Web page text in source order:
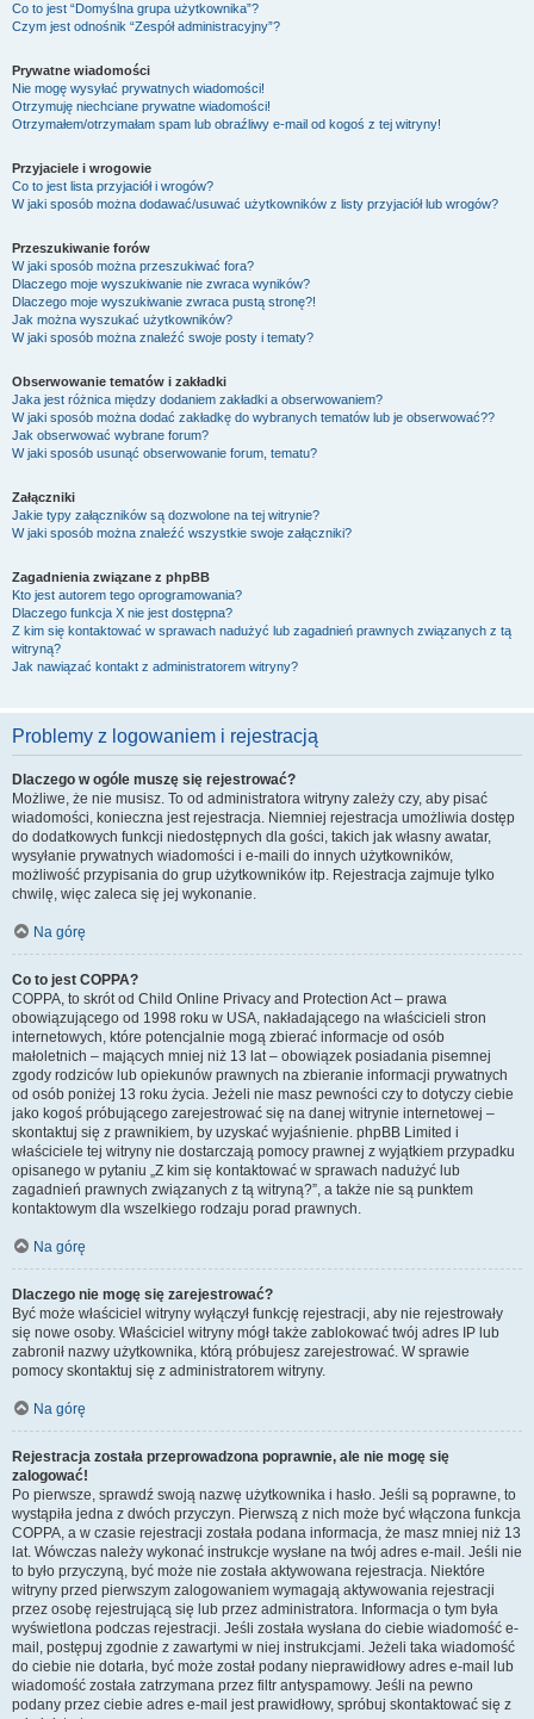
Co to jest “Domyślna grupa użytkownika”?
Czym jest odnośnik “Zespół administracyjny”?
Prywatne wiadomości
Nie mogę wysyłać prywatnych wiadomości!
Otrzymuję niechciane prywatne wiadomości!
Otrzymałem/otrzymałam spam lub obraźliwy e-mail od kogoś z tej witryny!
Przyjaciele i wrogowie
Co to jest lista przyjaciół i wrogów?
W jaki sposób można dodawać/usuwać użytkowników z listy przyjaciół lub wrogów?
Przeszukiwanie forów
W jaki sposób można przeszukiwać fora?
Dlaczego moje wyszukiwanie nie zwraca wyników?
Dlaczego moje wyszukiwanie zwraca pustą stronę?!
Jak można wyszukać użytkowników?
W jaki sposób można znaleźć swoje posty i tematy?
Obserwowanie tematów i zakładki
Jaka jest różnica między dodaniem zakładki a obserwowaniem?
W jaki sposób można dodać zakładkę do wybranych tematów lub je obserwować??
Jak obserwować wybrane forum?
W jaki sposób usunąć obserwowanie forum, tematu?
Załączniki
Jakie typy załączników są dozwolone na tej witrynie?
W jaki sposób można znaleźć wszystkie swoje załączniki?
Zagadnienia związane z phpBB
Kto jest autorem tego oprogramowania?
Dlaczego funkcja X nie jest dostępna?
Z kim się kontaktować w sprawach nadużyć lub zagadnień prawnych związanych z tą
witryną?
Jak nawiązać kontakt z administratorem witryny?
Problemy z logowaniem i rejestracją
Dlaczego w ogóle muszę się rejestrować?
Możliwe, że nie musisz. To od administratora witryny zależy czy, aby pisać
wiadomości, konieczna jest rejestracja. Niemniej rejestracja umożliwia dostęp
do dodatkowych funkcji niedostępnych dla gości, takich jak własny awatar,
wysyłanie prywatnych wiadomości i e-maili do innych użytkowników,
możliwość przypisania do grup użytkowników itp. Rejestracja zajmuje tylko
chwilę, więc zaleca się jej wykonanie.
Na górę
Co to jest COPPA?
COPPA, to skrót od Child Online Privacy and Protection Act – prawa
obowiązującego od 1998 roku w USA, nakładającego na właścicieli stron
internetowych, które potencjalnie mogą zbierać informacje od osób
małoletnich – mających mniej niż 13 lat – obowiązek posiadania pisemnej
zgody rodziców lub opiekunów prawnych na zbieranie informacji prywatnych
od osób poniżej 13 roku życia. Jeżeli nie masz pewności czy to dotyczy ciebie
jako kogoś próbującego zarejestrować się na danej witrynie internetowej –
skontaktuj się z prawnikiem, by uzyskać wyjaśnienie. phpBB Limited i
właściciele tej witryny nie dostarczają pomocy prawnej z wyjątkiem przypadku
opisanego w pytaniu „Z kim się kontaktować w sprawach nadużyć lub
zagadnień prawnych związanych z tą witryną?”, a także nie są punktem
kontaktowym dla wszelkiego rodzaju porad prawnych.
Na górę
Dlaczego nie mogę się zarejestrować?
Być może właściciel witryny wyłączył funkcję rejestracji, aby nie rejestrowały
się nowe osoby. Właściciel witryny mógł także zablokować twój adres IP lub
zabronił nazwy użytkownika, którą próbujesz zarejestrować. W sprawie
pomocy skontaktuj się z administratorem witryny.
Na górę
Rejestracja została przeprowadzona poprawnie, ale nie mogę się
zalogować!
Po pierwsze, sprawdź swoją nazwę użytkownika i hasło. Jeśli są poprawne, to
wystąpiła jedna z dwóch przyczyn. Pierwszą z nich może być włączona funkcja
COPPA, a w czasie rejestracji została podana informacja, że masz mniej niż 13
lat. Wówczas należy wykonać instrukcje wysłane na twój adres e-mail. Jeśli nie
to było przyczyną, być może nie została aktywowana rejestracja. Niektóre
witryny przed pierwszym zalogowaniem wymagają aktywowania rejestracji
przez osobę rejestrującą się lub przez administratora. Informacja o tym była
wyświetlona podczas rejestracji. Jeśli została wysłana do ciebie wiadomość e-
mail, postępuj zgodnie z zawartymi w niej instrukcjami. Jeżeli taka wiadomość
do ciebie nie dotarła, być może został podany nieprawidłowy adres e-mail lub
wiadomość została zatrzymana przez filtr antyspamowy. Jeśli na pewno
podany przez ciebie adres e-mail jest prawidłowy, spróbuj skontaktować się z